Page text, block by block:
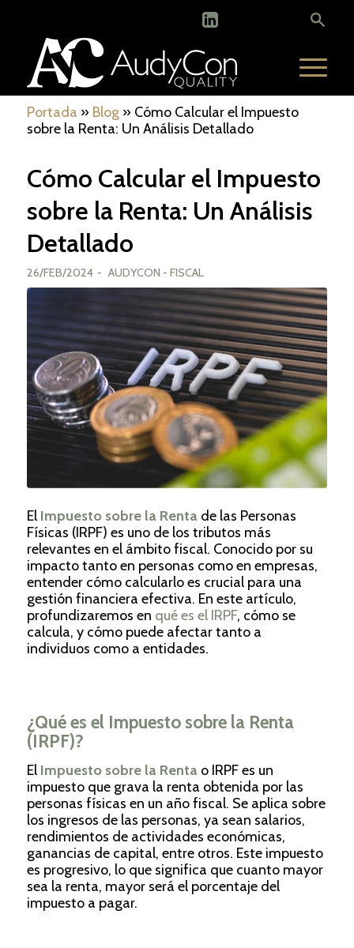
Portada » Blog» Cómo Calcular el Impuesto
sobre la Renta: Un Análisis Detallado
Cómo Calcular el Impuesto
sobre la Renta: Un Análisis
Detallado
26/FEB/2024 - AUDYCON - FISCAL
El Impuesto sobre la Rentade las Personas
Físicas (IRPF) es uno de los tributos más
relevantes en el ámbito fiscal. Conocido por su
impacto tanto en personas como en empresas,
entender cómo calcularlo es crucial para una
gestión financiera efectiva. En este artículo,
profundizaremos en qué es el IRPF, cómo se
calcula, y cómo puede afectar tanto a
individuos como a entidades.
¿Qué es el Impuesto sobre la Renta
(IRPF)?
El Impuesto sobre la Rentao IRPF es un
impuesto que grava la renta obtenida por las
personas físicas en un año fiscal. Se aplica sobre
los ingresos de las personas, ya sean salarios,
rendimientos de actividades económicas,
ganancias de capital, entre otros. Este impuesto
es progresivo, lo que significa que cuanto mayor
sea la renta, mayor será el porcentaje del
impuesto a pagar.